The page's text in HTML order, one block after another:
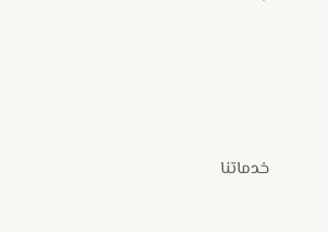
خدماتنا